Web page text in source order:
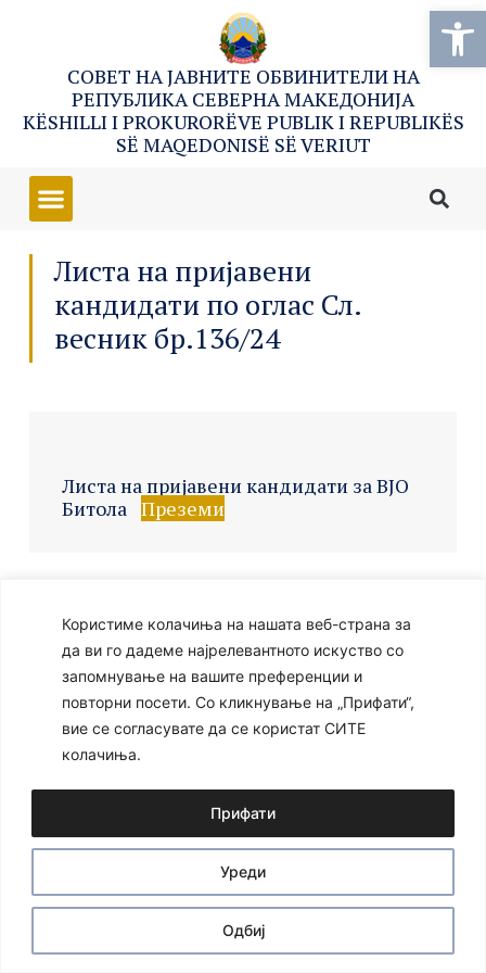
Користиме колачиња на нашата веб-страна за
да ви го дадеме најрелевантното искуство со
запомнување на вашите преференции и
повторни посети. Со кликнување на „Прифати“,
вие се согласувате да се користат СИТЕ
колачиња.
Уреди
Одбиј
Прифати
СОВЕТ НА ЈАВНИТЕ ОБВИНИТЕЛИ НА
РЕПУБЛИКА СЕВЕРНА МАКЕДОНИЈА
KËSHILLI I PROKURORËVE PUBLIK I REPUBLIKËS
SË MAQEDONISË SË VERIUT
Листа на пријавени
кандидати по оглас Сл.
весник бр.136/24
Листа на пријавени кандидати за ВЈО
Битола Преземи
Ⓒ 2024 – Сите права се задржани Developed by: